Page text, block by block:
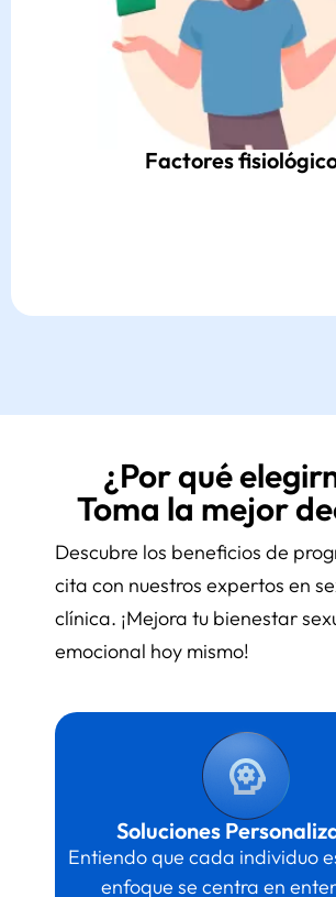
Factores
Abarca anomalías hormonales,
¿Por qué
Toma la mejor
Descubre los beneficios de
cita con nuestros expertos en
clínica. ¡Mejora tu bienestar
emocional hoy mismo!
Soluciones
Entiendo que cada individuo
enfoque se centra en